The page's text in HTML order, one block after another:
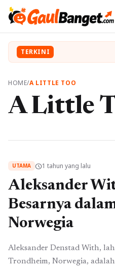
TERKINI
HOME/A LITTLE TOO
A Little
UTAMA schedule1 tahun yang lalu
Aleksander
Besarnya
Norwegia
Aleksander Denstad With,
Trondheim, Norwegia,